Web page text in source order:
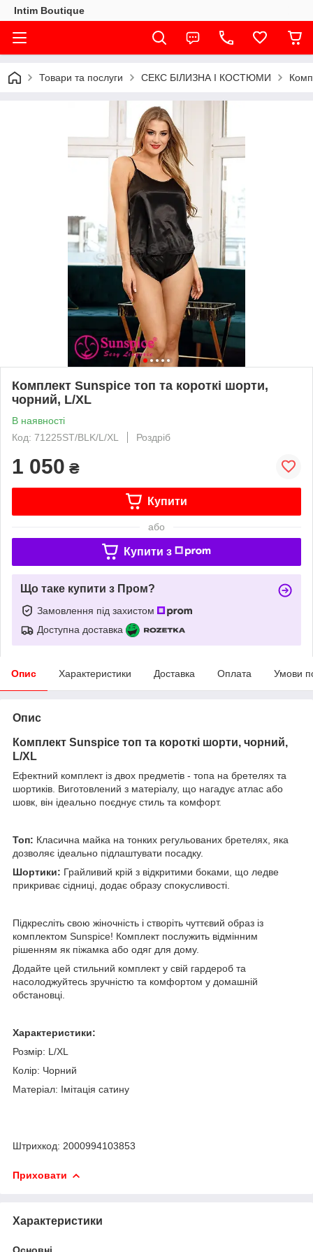
Intim Boutique
Товари та послуги СЕКС БІЛИЗНА І КОСТЮМИ
Комплект Sunspice топ та короткі шорти,
чорний, L/XL
В наявності
Код: 71225ST/BLK/L/XL
Роздріб
1 050 ₴
Купити
або
Купити з
Що таке купити з Пром?
Замовлення під захистом
Доступна доставка
Опис Характеристики Доставка Оплата Умови
Опис
Комплект Sunspice топ та короткі шорти, чорний,
L/XL
Ефектний комплект із двох предметів - топа на бретелях та
шортиків. Виготовлений з матеріалу, що нагадує атлас або
шовк, він ідеально поєднує стиль та комфорт.
Топ: Класична майка на тонких регульованих бретелях, яка
дозволяє ідеально підлаштувати посадку.
Шортики: Грайливий крій з відкритими боками, що ледве
прикриває сідниці, додає образу спокусливості.
Підкресліть свою жіночність і створіть чуттєвий образ із
комплектом Sunspice! Комплект послужить відмінним
рішенням як піжамка або одяг для дому.
Додайте цей стильний комплект у свій гардероб та
насолоджуйтесь зручністю та комфортом у домашній
обстановці.
Характеристики:
Розмір: L/XL
Колір: Чорний
Матеріал: Імітація сатину
Штрихкод: 2000994103853
Приховати
Характеристики
Основні